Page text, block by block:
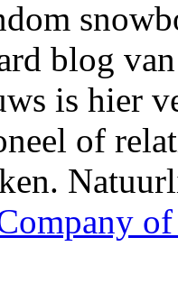
blog
is hier
of